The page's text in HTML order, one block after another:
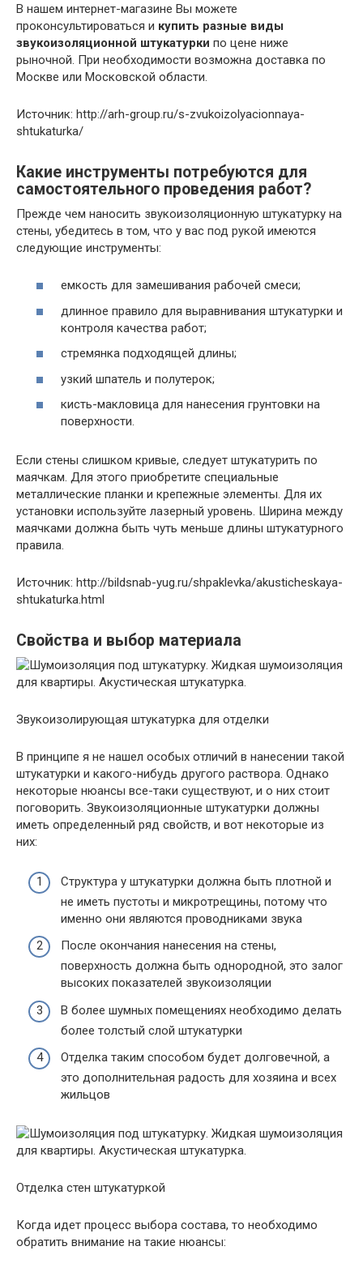
В нашем интернет-магазине Вы можете
проконсультироваться и купить разные виды
звукоизоляционной штукатурки по цене ниже
рыночной. При необходимости возможна доставка по
Москве или Московской области.
Источник: http://arh-group.ru/s-zvukoizolyacionnaya-
shtukaturka/
Какие инструменты потребуются для
самостоятельного проведения работ?
Прежде чем наносить звукоизоляционную штукатурку на
стены, убедитесь в том, что у вас под рукой имеются
следующие инструменты:
емкость для замешивания рабочей смеси;
длинное правило для выравнивания штукатурки и
контроля качества работ;
стремянка подходящей длины;
узкий шпатель и полутерок;
кисть-макловица для нанесения грунтовки на
поверхности.
Если стены слишком кривые, следует штукатурить по
маячкам. Для этого приобретите специальные
металлические планки и крепежные элементы. Для их
установки используйте лазерный уровень. Ширина между
маячками должна быть чуть меньше длины штукатурного
правила.
Источник: http://bildsnab-yug.ru/shpaklevka/akusticheskaya-
shtukaturka.html
Свойства и выбор материала
Звукоизолирующая штукатурка для отделки
В принципе я не нашел особых отличий в нанесении такой
штукатурки и какого-нибудь другого раствора. Однако
некоторые нюансы все-таки существуют, и о них стоит
поговорить. Звукоизоляционные штукатурки должны
иметь определенный ряд свойств, и вот некоторые из
них:
Структура у штукатурки должна быть плотной и
не иметь пустоты и микротрещины, потому что
именно они являются проводниками звука
После окончания нанесения на стены,
поверхность должна быть однородной, это залог
высоких показателей звукоизоляции
В более шумных помещениях необходимо делать
более толстый слой штукатурки
Отделка таким способом будет долговечной, а
это дополнительная радость для хозяина и всех
жильцов
Отделка стен штукатуркой
Когда идет процесс выбора состава, то необходимо
обратить внимание на такие нюансы: